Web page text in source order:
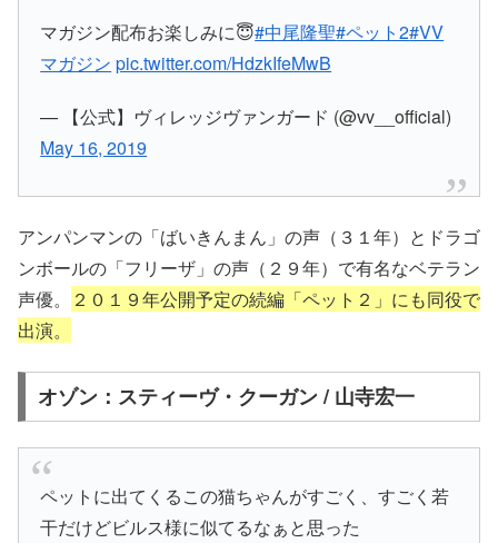
マガジン配布お楽しみに😇#中尾隆聖#ペット2#VV
マガジン pic.twitter.com/HdzkIfeMwB
— 【公式】ヴィレッジヴァンガード (@vv__official)
May 16, 2019
アンパンマンの「ばいきんまん」の声（３１年）とドラゴ
ンボールの「フリーザ」の声（２９年）で有名なベテラン
声優。
２０１９年公開予定の続編「ペット２」にも同役で
出演。
オゾン：スティーヴ・クーガン / 山寺宏一
ペットに出てくるこの猫ちゃんがすごく、すごく若
干だけどビルス様に似てるなぁと思った